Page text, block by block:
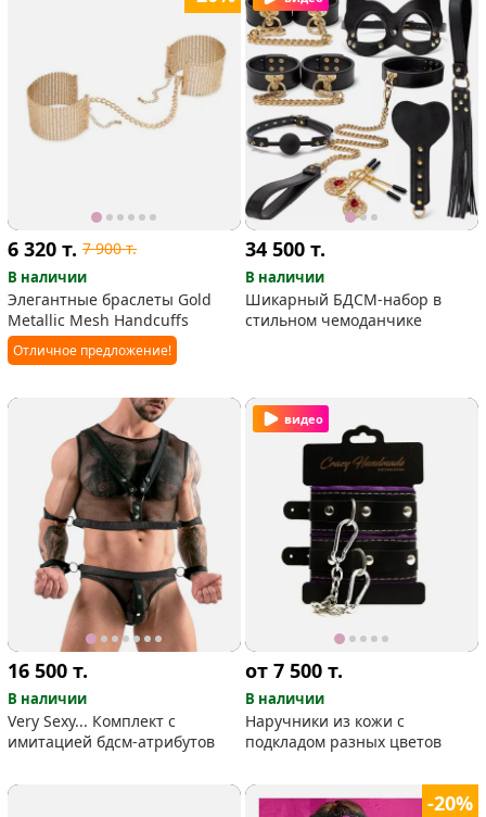
6 320т. 7 900т.
В наличии
Элегантные браслеты Gold
Metallic Mesh Handcuffs
Отличное предложение!
34 500т.
В наличии
Шикарный БДСМ-набор в
стильном чемоданчике
16 500т.
В наличии
Very Sexy... Комплект с
имитацией бдсм-атрибутов
видео
от 7 500т.
В наличии
Наручники из кожи с
подкладом разных цветов
-20%